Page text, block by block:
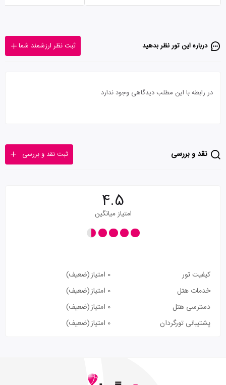
درباره این تور‌ نظر بدهید ثبت نظر ارزشمند شما
در رابطه با این مطلب دیدگاهی وجود ندارد
نقد و بررسی ثبت نقد و بررسی
4.5
امتیاز میانگین
کیفیت تور 0 امتیاز
(ضعیف)
خدمات هتل
0 امتیاز
(ضعیف)
دسترسی هتل
0 امتیاز
(ضعیف)
پشتیبانی تورگردان
0 امتیاز (ضعیف)